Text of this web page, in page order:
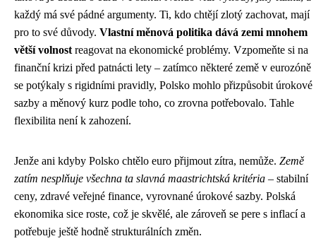
každý má své pádné argumenty. Ti, kdo chtějí zlotý zachovat, mají
pro to své důvody. Vlastní měnová politika dává zemi mnohem
větší volnost reagovat na ekonomické problémy. Vzpomeňte si na
finanční krizi před patnácti lety – zatímco některé země v eurozóně
se potýkaly s rigidními pravidly, Polsko mohlo přizpůsobit úrokové
sazby a měnový kurz podle toho, co zrovna potřebovalo. Tahle
flexibilita není k zahození.
Jenže ani kdyby Polsko chtělo euro přijmout zítra, nemůže. Země
zatím nesplňuje všechna ta slavná maastrichtská kritéria – stabilní
ceny, zdravé veřejné finance, vyrovnané úrokové sazby. Polská
ekonomika sice roste, což je skvělé, ale zároveň se pere s inflací a
potřebuje ještě hodně strukturálních změn.